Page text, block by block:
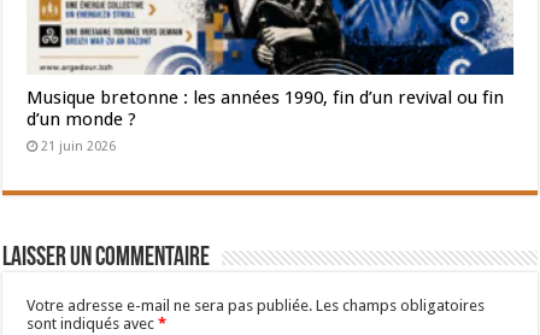
Musique bretonne : les années 1990, fin d’un revival ou fin
d’un monde ?
21 juin 2026
Laisser un commentaire
Votre adresse e-mail ne sera pas publiée. Les champs obligatoires
sont indiqués avec*